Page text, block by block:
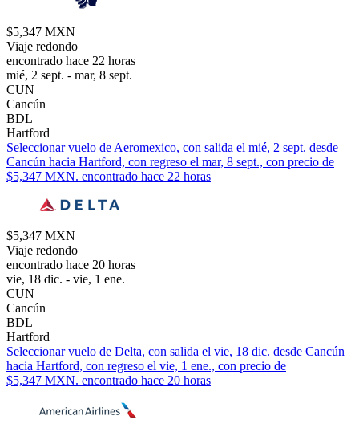
$5,347 MXN
Viaje redondo
encontrado hace 22 horas
mié, 2 sept. - mar, 8 sept.
CUN
Cancún
BDL
Hartford
Seleccionar vuelo de Aeromexico, con salida el mié, 2 sept. desde
Cancún hacia Hartford, con regreso el mar, 8 sept., con precio de
$5,347 MXN. encontrado hace 22 horas
$5,347 MXN
Viaje redondo
encontrado hace 20 horas
vie, 18 dic. - vie, 1 ene.
CUN
Cancún
BDL
Hartford
Seleccionar vuelo de Delta, con salida el vie, 18 dic. desde Cancún
hacia Hartford, con regreso el vie, 1 ene., con precio de
$5,347 MXN. encontrado hace 20 horas